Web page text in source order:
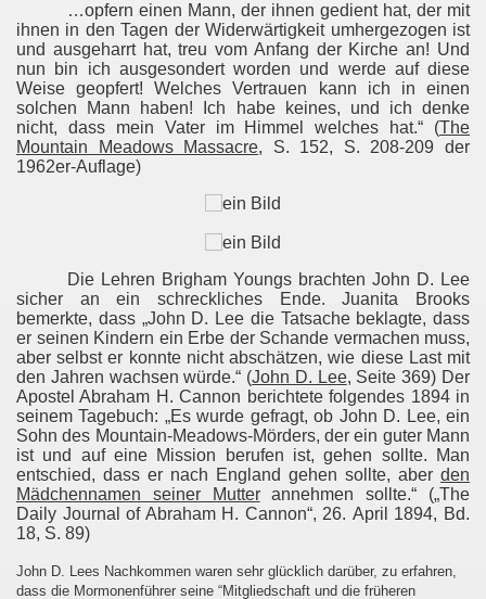
…opfern einen Mann, der ihnen gedient hat, der mit
ihnen in den Tagen der Widerwärtigkeit umhergezogen ist
und ausgeharrt hat, treu vom Anfang der Kirche an! Und
nun bin ich ausgesondert worden und werde auf diese
Weise geopfert! Welches Vertrauen kann ich in einen
solchen Mann haben! Ich habe keines, und ich denke
nicht, dass mein Vater im Himmel welches hat.“ (The
Mountain Meadows Massacre, S. 152, S. 208-209 der
1962er-Auflage)
Die Lehren Brigham Youngs brachten John D. Lee
sicher an ein schreckliches Ende. Juanita Brooks
bemerkte, dass „John D. Lee die Tatsache beklagte, dass
er seinen Kindern ein Erbe der Schande vermachen muss,
aber selbst er konnte nicht abschätzen, wie diese Last mit
den Jahren wachsen würde.“ (John D. Lee, Seite 369) Der
Apostel Abraham H. Cannon berichtete folgendes 1894 in
seinem Tagebuch: „Es wurde gefragt, ob John D. Lee, ein
Sohn des Mountain-Meadows-Mörders, der ein guter Mann
ist und auf eine Mission berufen ist, gehen sollte. Man
entschied, dass er nach England gehen sollte, aber den
Mädchennamen seiner Mutterannehmen sollte.“ („The
Daily Journal of Abraham H. Cannon“, 26. April 1894, Bd.
18, S. 89)
John D. Lees Nachkommen waren sehr glücklich darüber, zu erfahren,
dass die Mormonenführer seine “Mitgliedschaft und die früheren